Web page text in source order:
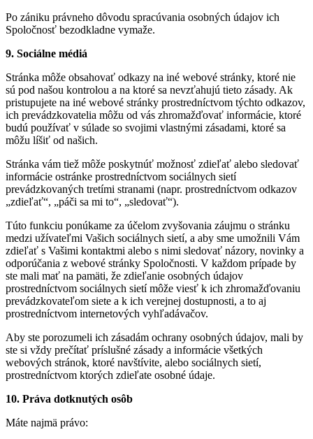
Po zániku právneho dôvodu spracúvania osobných údajov ich
Spoločnosť bezodkladne vymaže.
9. Sociálne médiá
Stránka môže obsahovať odkazy na iné webové stránky, ktoré nie
sú pod našou kontrolou a na ktoré sa nevzťahujú tieto zásady. Ak
pristupujete na iné webové stránky prostredníctvom týchto odkazov,
ich prevádzkovatelia môžu od vás zhromažďovať informácie, ktoré
budú používať v súlade so svojimi vlastnými zásadami, ktoré sa
môžu líšiť od našich.
Stránka vám tiež môže poskytnúť možnosť zdieľať alebo sledovať
informácie ostránke prostredníctvom sociálnych sietí
prevádzkovaných tretími stranami (napr. prostredníctvom odkazov
„zdieľať“, „páči sa mi to“, „sledovať“).
Túto funkciu ponúkame za účelom zvyšovania záujmu o stránku
medzi užívateľmi Vašich sociálnych sietí, a aby sme umožnili Vám
zdieľať s Vašimi kontaktmi alebo s nimi sledovať názory, novinky a
odporúčania z webové stránky Spoločnosti. V každom prípade by
ste mali mať na pamäti, že zdieľanie osobných údajov
prostredníctvom sociálnych sietí môže viesť k ich zhromažďovaniu
prevádzkovateľom siete a k ich verejnej dostupnosti, a to aj
prostredníctvom internetových vyhľadávačov.
Aby ste porozumeli ich zásadám ochrany osobných údajov, mali by
ste si vždy prečítať príslušné zásady a informácie všetkých
webových stránok, ktoré navštívite, alebo sociálnych sietí,
prostredníctvom ktorých zdieľate osobné údaje.
10. Práva dotknutých osôb
Máte najmä právo: